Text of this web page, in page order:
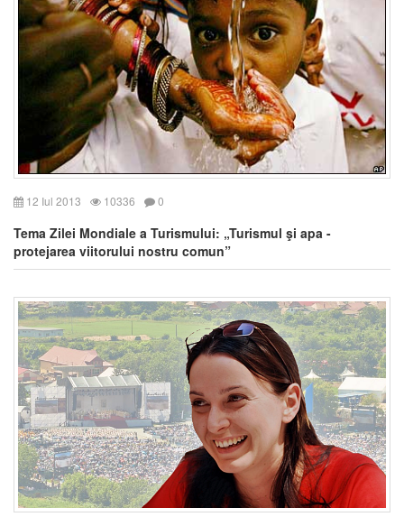
12 Iul 2013 10336 0
Tema Zilei Mondiale a Turismului: „Turismul şi apa -
protejarea viitorului nostru comun”